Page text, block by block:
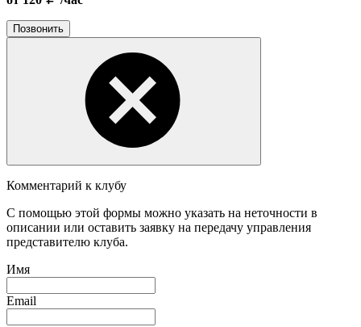
Позвонить
Комментарий к клубу
С помощью этой формы можно указать на неточности в
описании или оставить заявку на передачу управления
представителю клуба.
Имя
Email